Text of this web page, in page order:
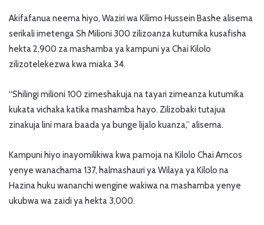
Akifafanua neema hiyo, Waziri wa Kilimo Hussein Bashe alisema
serikali imetenga Sh Milioni 300 zilizoanza kutumika kusafisha
hekta 2,900 za mashamba ya kampuni ya Chai Kilolo
zilizotelekezwa kwa miaka 34.
“Shilingi milioni 100 zimeshakuja na tayari zimeanza kutumika
kukata vichaka katika mashamba hayo. Zilizobaki tutajua
zinakuja lini mara baada ya bunge lijalo kuanza,” alisema.
Kampuni hiyo inayomilikiwa kwa pamoja na Kilolo Chai Amcos
yenye wanachama 137, halmashauri ya Wilaya ya Kilolo na
Hazina huku wananchi wengine wakiwa na mashamba yenye
ukubwa wa zaidi ya hekta 3,000.